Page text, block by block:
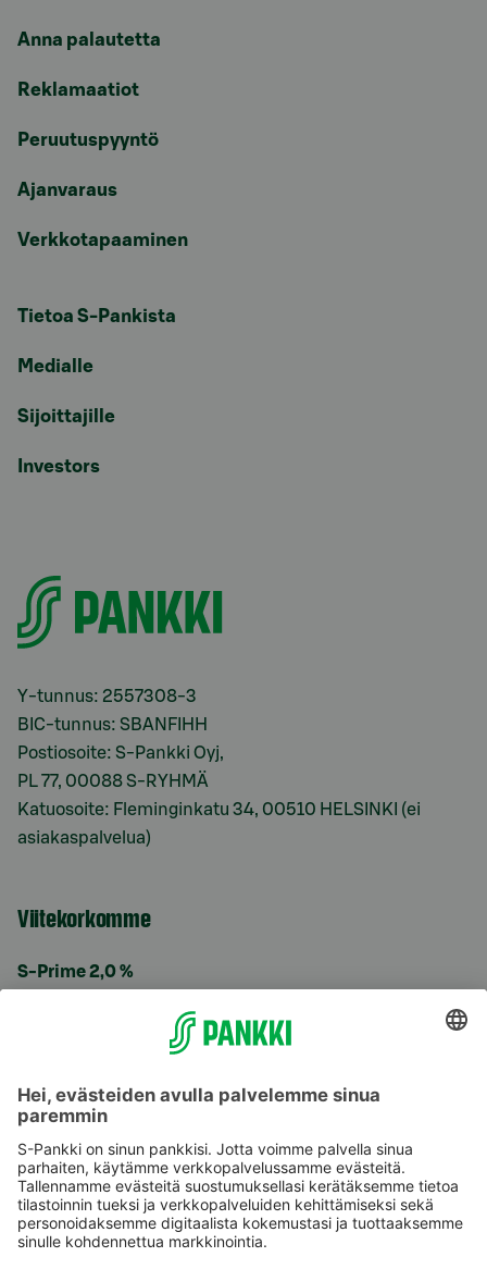
Anna palautetta
Reklamaatiot
Peruutuspyyntö
Ajanvaraus
Verkkotapaaminen
Tietoa S-Pankista
Medialle
Sijoittajille
Investors
Y-tunnus: 2557308-3
BIC-tunnus: SBANFIHH
Postiosoite: S-Pankki Oyj,
PL 77, 00088 S-RYHMÄ
Katuosoite: Fleminginkatu 34, 00510 HELSINKI (ei
asiakaspalvelua)
Viitekorkomme
S-Prime 2,0 %
Käyttöehdot